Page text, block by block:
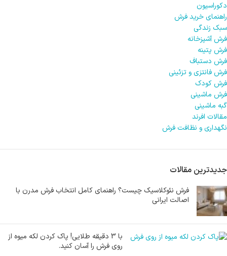
دکوراسیون
راهنمای خرید فرش
سبک زندگی
فرش آشپزخانه
فرش پتینه
فرش دستباف
فرش فانتزی و تزئینی
فرش کودک
فرش ماشینی
گبه ماشینی
مقالات افرند
نگهداری و نظافت فرش
جدیدترین مقالات
فرش نئوکلاسیک چیست؟ راهنمای کامل انتخاب فرش مدرن با
اصالت ایرانی
با 3 دقیقه طلایی! پاک کردن لکه میوه از
روی فرش را آسان کنید.